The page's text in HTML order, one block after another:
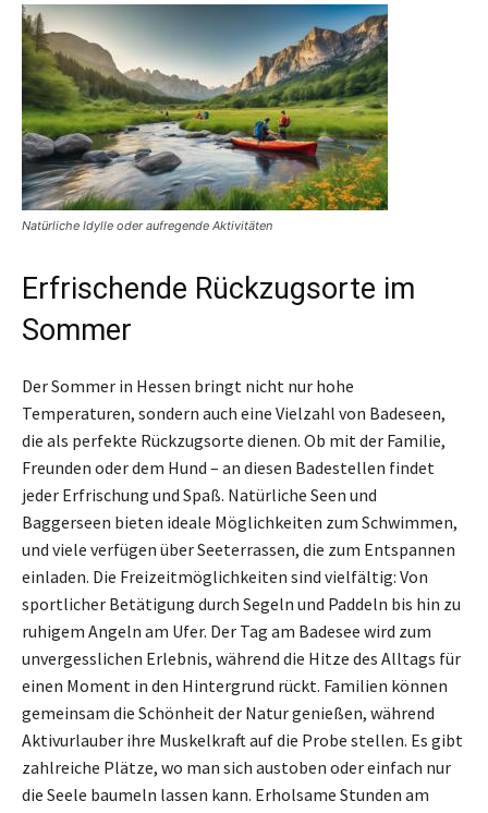
Natürliche Idylle oder aufregende Aktivitäten
Erfrischende Rückzugsorte im
Sommer
Der Sommer in Hessen bringt nicht nur hohe
Temperaturen, sondern auch eine Vielzahl von Badeseen,
die als perfekte Rückzugsorte dienen. Ob mit der Familie,
Freunden oder dem Hund – an diesen Badestellen findet
jeder Erfrischung und Spaß. Natürliche Seen und
Baggerseen bieten ideale Möglichkeiten zum Schwimmen,
und viele verfügen über Seeterrassen, die zum Entspannen
einladen. Die Freizeitmöglichkeiten sind vielfältig: Von
sportlicher Betätigung durch Segeln und Paddeln bis hin zu
ruhigem Angeln am Ufer. Der Tag am Badesee wird zum
unvergesslichen Erlebnis, während die Hitze des Alltags für
einen Moment in den Hintergrund rückt. Familien können
gemeinsam die Schönheit der Natur genießen, während
Aktivurlauber ihre Muskelkraft auf die Probe stellen. Es gibt
zahlreiche Plätze, wo man sich austoben oder einfach nur
die Seele baumeln lassen kann. Erholsame Stunden am